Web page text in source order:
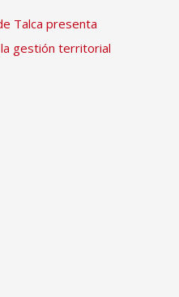
Talca presenta
gestión territorial